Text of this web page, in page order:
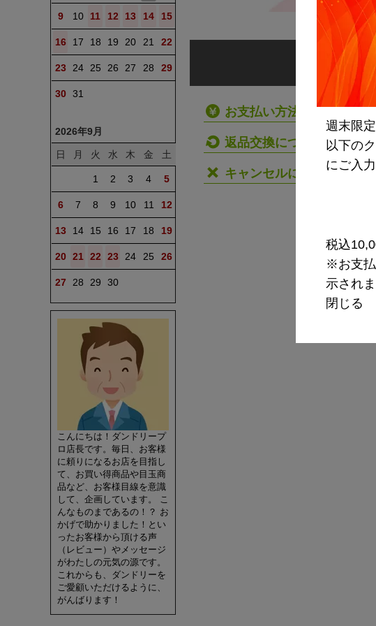
9 10 11 12 13 14 15
16 17 18 19 20 21 22
23 24 25 26 27 28 29
30 31
2026年9月
日 月 火 水 木 金 土
1 2 3 4 5
6 7 8 9 10 11 12
13 14 15 16 17 18 19
20 21 22 23 24 25 26
27 28 29 30
こんにちは！ダンドリープ
ロ店長です。毎日、お客様
に頼りになるお店を目指し
て、お買い得商品や目玉商
品など、お客様目線を意識
して、企画しています。 こ
んなものまであるの！？ お
かげで助かりました！とい
ったお客様から頂ける声
（レビュー）やメッセージ
がわたしの元気の源です。
これからも、ダンドリーを
ご愛顧いただけるように、
がんばります！
お支払い方法
返品交換について
キャンセルについて
週末限
以下の
にご入
税込
※お支払
示されま
閉じる